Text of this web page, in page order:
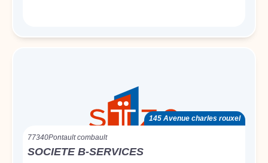
145 Avenue charles rouxel
77340Pontault combault
SOCIETE B-SERVICES